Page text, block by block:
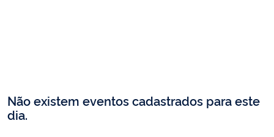
Não existem eventos cadastrados para este
dia.